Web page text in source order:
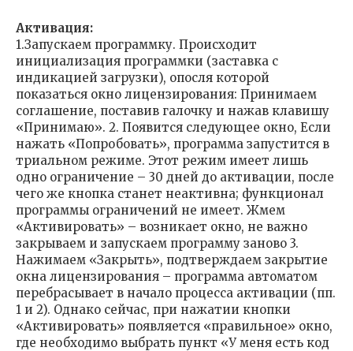
Активация:
1.Запускаем программку. Происходит
инициализация программки (заставка с
индикацией загрузки), опосля которой
показаться окно лицензирования: Принимаем
соглашение, поставив галочку и нажав клавишу
«Принимаю». 2. Появится следующее окно, Если
нажать «Попробовать», программа запустится в
триальном режиме. Этот режим имеет лишь
одно ограничение – 30 дней до активации, после
чего же кнопка станет неактивна; функционал
программы ограничений не имеет. Жмем
«Активировать» – возникает окно, не важно
закрываем и запускаем программу заново 3.
Нажимаем «Закрыть», подтверждаем закрытие
окна лицензирования – программа автоматом
перебрасывает в начало процесса активации (пп.
1 и 2). Однако сейчас, при нажатии кнопки
«Активировать» появляется «правильное» окно,
где необходимо выбрать пункт «У меня есть код